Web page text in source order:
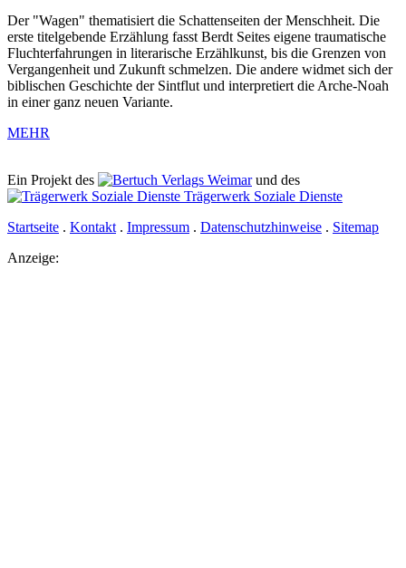
Der "Wagen" thematisiert die Schattenseiten der Menschheit. Die
erste titelgebende Erzählung fasst Berdt Seites eigene traumatische
Fluchterfahrungen in literarische Erzählkunst, bis die Grenzen von
Vergangenheit und Zukunft schmelzen. Die andere widmet sich der
biblischen Geschichte der Sintflut und interpretiert die Arche-Noah
in einer ganz neuen Variante.
MEHR
Ein Projekt des Verlags Weimarund des
Trägerwerk Soziale Dienste
Startseite . Kontakt . Impressum . Datenschutzhinweise . Sitemap
Anzeige: